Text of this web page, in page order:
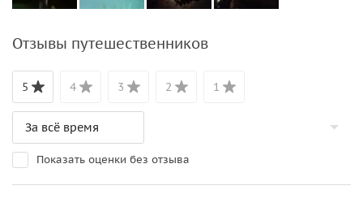
Отзывы путешественников
5 4 3 2 1
Показать оценки без отзыва